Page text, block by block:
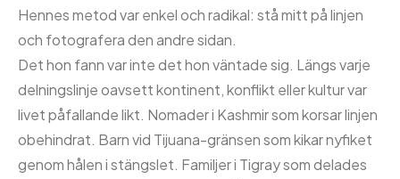
Hennes metod var enkel och radikal: stå mitt på linjen
och fotografera den andre sidan.
Det hon fann var inte det hon väntade sig. Längs varje
delningslinje oavsett kontinent, konflikt eller kultur var
livet påfallande likt. Nomader i Kashmir som korsar linjen
obehindrat. Barn vid Tijuana-gränsen som kikar nyfiket
genom hålen i stängslet. Familjer i Tigray som delades